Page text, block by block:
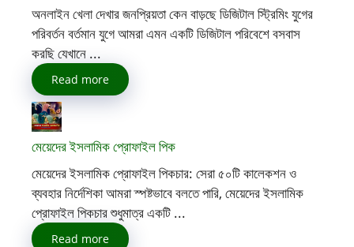
অনলাইন খেলা দেখার জনপ্রিয়তা কেন বাড়ছে ডিজিটাল স্ট্রিমিং যুগের
পরিবর্তন বর্তমান যুগে আমরা এমন একটি ডিজিটাল পরিবেশে বসবাস
করছি যেখানে ...
Read more
মেয়েদের ইসলামিক প্রোফাইল পিক
মেয়েদের ইসলামিক প্রোফাইল পিকচার: সেরা ৫০টি কালেকশন ও
ব্যবহার নির্দেশিকা আমরা স্পষ্টভাবে বলতে পারি, মেয়েদের ইসলামিক
প্রোফাইল পিকচার শুধুমাত্র একটি ...
Read more